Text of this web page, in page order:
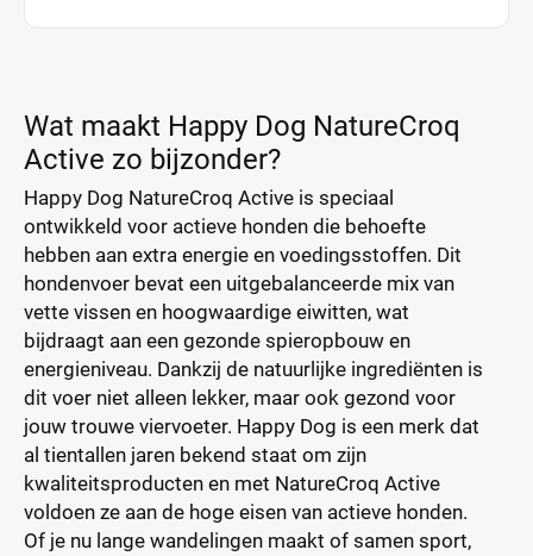
Wat maakt Happy Dog NatureCroq
Active zo bijzonder?
Happy Dog NatureCroq Active is speciaal
ontwikkeld voor actieve honden die behoefte
hebben aan extra energie en voedingsstoffen. Dit
hondenvoer bevat een uitgebalanceerde mix van
vette vissen en hoogwaardige eiwitten, wat
bijdraagt aan een gezonde spieropbouw en
energieniveau. Dankzij de natuurlijke ingrediënten is
dit voer niet alleen lekker, maar ook gezond voor
jouw trouwe viervoeter. Happy Dog is een merk dat
al tientallen jaren bekend staat om zijn
kwaliteitsproducten en met NatureCroq Active
voldoen ze aan de hoge eisen van actieve honden.
Of je nu lange wandelingen maakt of samen sport,